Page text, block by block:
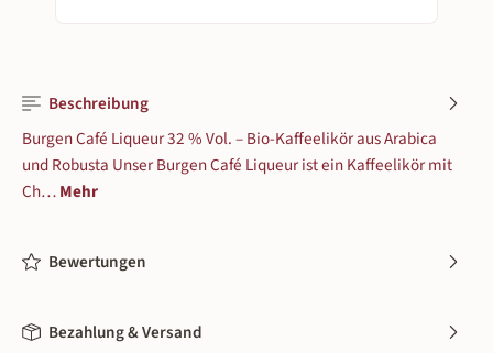
Beschreibung
Burgen Café Liqueur 32 % Vol. – Bio-Kaffeelikör aus Arabica
und Robusta Unser Burgen Café Liqueur ist ein Kaffeelikör mit
Ch…Mehr
Bewertungen
Bezahlung & Versand